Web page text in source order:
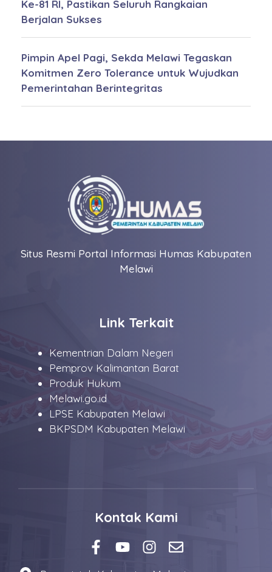
Ke-81 RI, Pastikan Seluruh Rangkaian
Berjalan Sukses
Pimpin Apel Pagi, Sekda Melawi Tegaskan
Komitmen Zero Tolerance untuk Wujudkan
Pemerintahan Berintegritas
Situs Resmi Portal Informasi Humas Kabupaten
Melawi
Link Terkait
Kementrian Dalam Negeri
Pemprov Kalimantan Barat
Produk Hukum
Melawi.go.id
LPSE Kabupaten Melawi
BKPSDM Kabupaten Melawi
Kontak Kami